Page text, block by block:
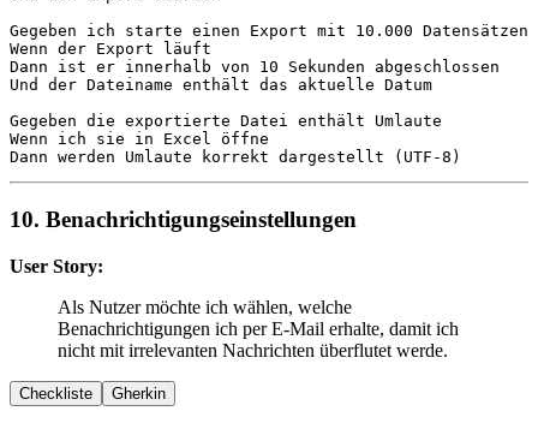
Gegeben
Wenn
Dann
Und
der Dateiname enthält das aktuelle Datum
Gegeben
Wenn
Dann werden Umlaute korrekt dargestellt (UTF-8)
10. Benachrichtigungseinstellungen
User Story:
Als Nutzer möchte ich wählen, welche
Benachrichtigungen ich per E-Mail erhalte, damit ich
nicht mit irrelevanten Nachrichten überflutet werde.
Checkliste Gherkin